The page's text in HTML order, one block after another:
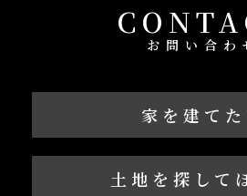
お問い合わ
家を建てた
土地を探して